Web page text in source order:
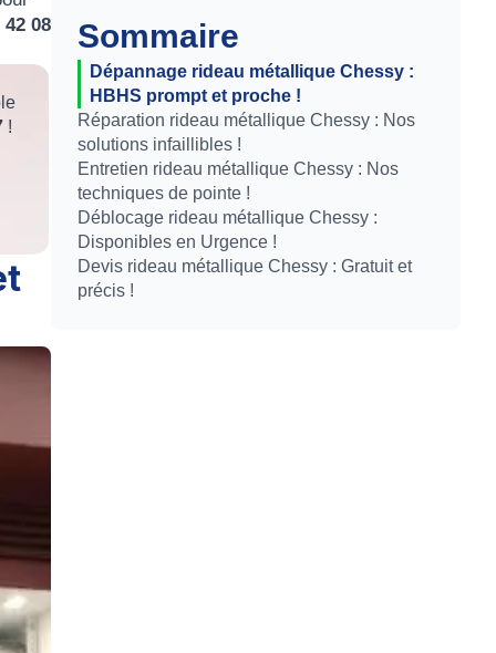
Sommaire
Dépannage rideau métallique Chessy :
HBHS prompt et proche !
Réparation rideau métallique Chessy : Nos
solutions infaillibles !
Entretien rideau métallique Chessy : Nos
techniques de pointe !
Déblocage rideau métallique Chessy :
Disponibles en Urgence !
Devis rideau métallique Chessy : Gratuit et
précis !
42 08
!